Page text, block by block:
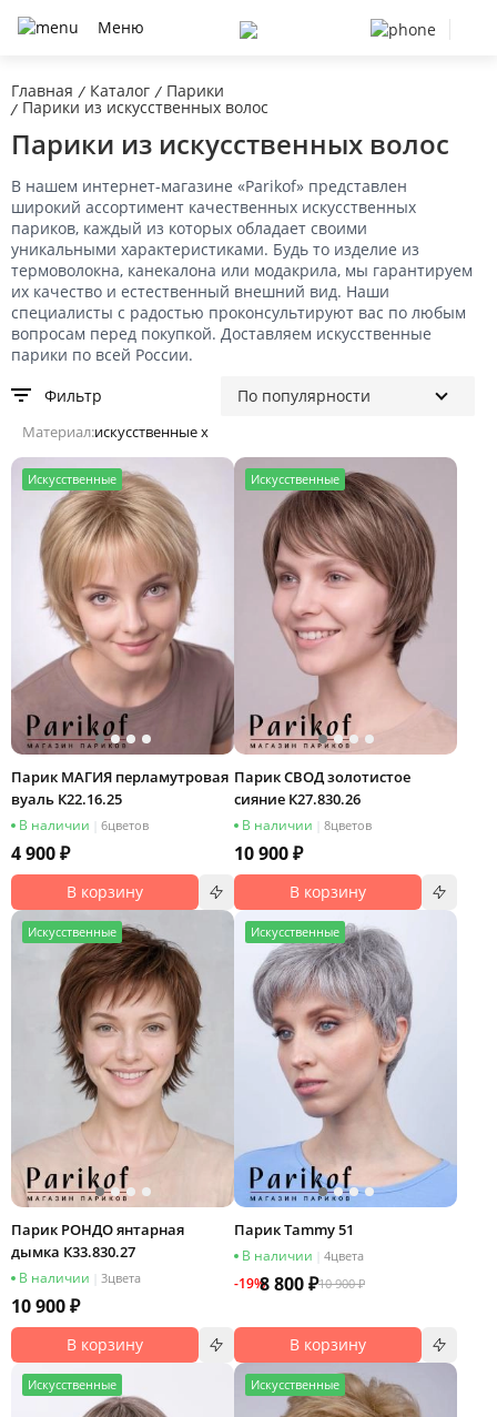
Меню
Главная / Каталог / Парики
/ Парики из искусственных волос
Парики из искусственных волос
В нашем интернет-магазине «Parikof» представлен
широкий ассортимент качественных искусственных
париков, каждый из которых обладает своими
уникальными характеристиками. Будь то изделие из
термоволокна, канекалона или модакрила, мы гарантируем
их качество и естественный внешний вид. Наши
специалисты с радостью проконсультируют вас по любым
вопросам перед покупкой. Доставляем искусственные
парики по всей России.
Фильтр
Материал:искусственные x
Искусственные
Парик МАГИЯ перламутровая
вуаль К22.16.25
В наличии 6цветов
4 900 ₽
В корзину
Искусственные
Парик СВОД золотистое
сияние К27.830.26
В наличии 8цветов
10 900 ₽
В корзину
Искусственные
Парик РОНДО янтарная
дымка К33.830.27
В наличии 3цвета
10 900 ₽
В корзину
Искусственные
Парик Tammy 51
В наличии 4цвета
-19%8 800 ₽10 900 ₽
В корзину
Искусственные Искусственные